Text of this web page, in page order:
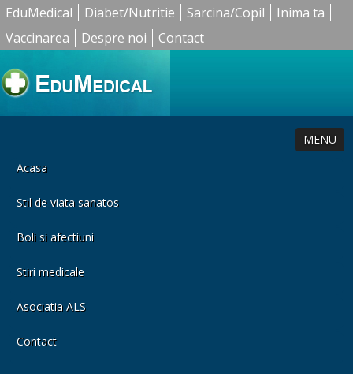
EduMedical Diabet/Nutritie Sarcina/Copil
Inima ta
Vaccinarea
Despre noi Contact
MENU
Acasa
Stil de viata sanatos
Boli si afectiuni
Stiri medicale
Asociatia ALS
Contact